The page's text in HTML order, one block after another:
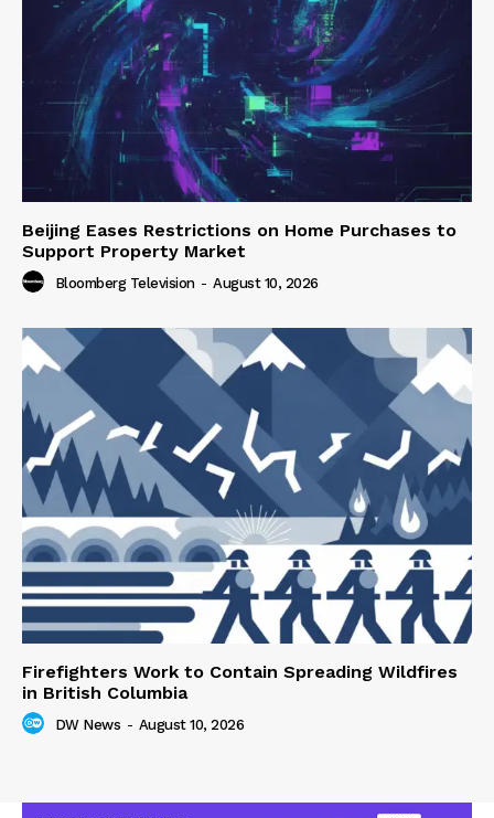
Beijing Eases Restrictions on Home Purchases to
Support Property Market
Bloomberg Television - August 10, 2026
Firefighters Work to Contain Spreading Wildfires
in British Columbia
DW News - August 10, 2026